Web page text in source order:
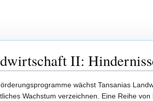
II:
wächst Tansanias
Wachstum verzeichnen. Eine Reihe